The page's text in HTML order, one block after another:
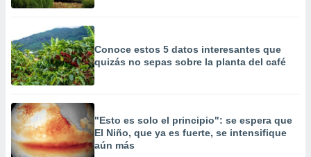
Conoce estos 5 datos interesantes que
quizás no sepas sobre la planta del café
"Esto es solo el principio": se espera que
El Niño, que ya es fuerte, se intensifique
aún más